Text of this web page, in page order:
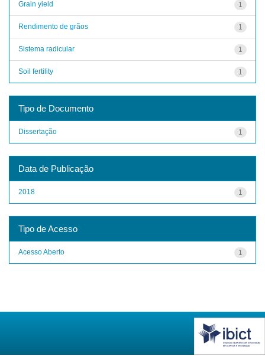
1
Grain yield
1
Rendimento de grãos
1
Sistema radicular
1
Soil fertility
Tipo de Documento
1
Dissertação
Data de Publicação
1
2018
Tipo de Acesso
1
Acesso Aberto